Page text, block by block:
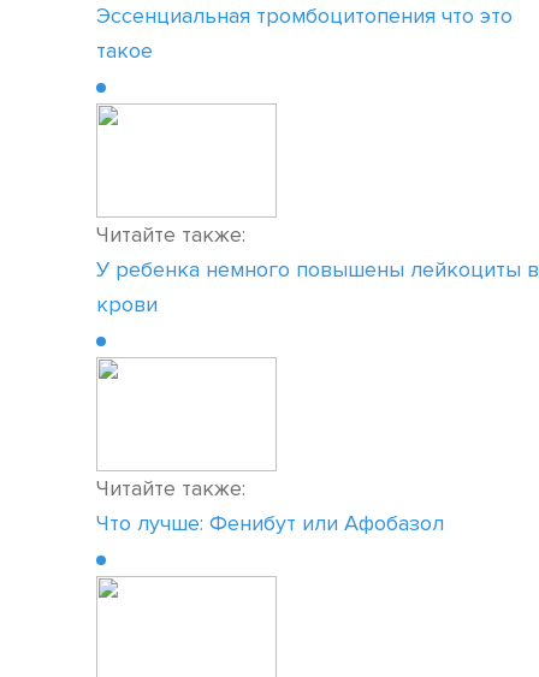
Эссенциальная тромбоцитопения что это
такое
Читайте также:
У ребенка немного повышены лейкоциты в
крови
Читайте также:
Что лучше: Фенибут или Афобазол